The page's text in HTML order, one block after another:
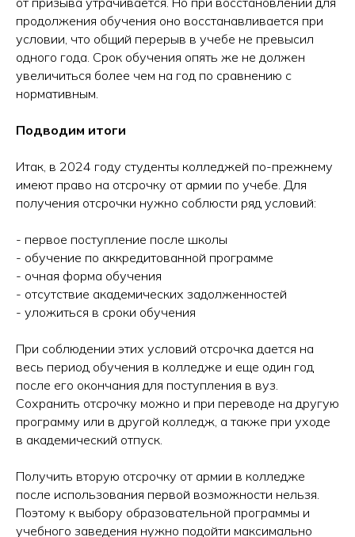
продолжения обучения оно восстанавливается при
условии, что общий перерыв в учебе не превысил
одного года. Срок обучения опять же не должен
увеличиться более чем на год по сравнению с
нормативным.
Подводим итоги
Итак, в 2024 году студенты колледжей по-прежнему
имеют право на отсрочку от армии по учебе. Для
получения отсрочки нужно соблюсти ряд условий:
- первое поступление после школы
- обучение по аккредитованной программе
- очная форма обучения
- отсутствие академических задолженностей
- уложиться в сроки обучения
При соблюдении этих условий отсрочка дается на
весь период обучения в колледже и еще один год
после его окончания для поступления в вуз.
Сохранить отсрочку можно и при переводе на другую
программу или в другой колледж, а также при уходе
в академический отпуск.
Получить вторую отсрочку от армии в колледже
после использования первой возможности нельзя.
Поэтому к выбору образовательной программы и
учебного заведения нужно подойти максимально
О нас
Блог
О колледже Хекслет
Сведения об организации
IT-школа Хексли
Как проходит обучение